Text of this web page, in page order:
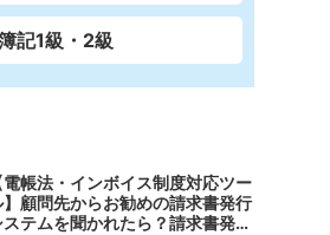
記1級・2級
電帳法・インボイス制度対応ツー
】顧問先からお勧めの請求書発行
ステムを聞かれたら？請求書発行